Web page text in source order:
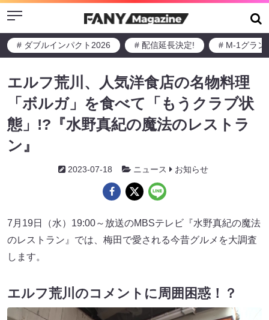
Menu
# ダブルインパクト2026 # 配信延長決定! # M-1グラン
エルフ荒川、人気洋食店の名物料理
「ボルガ」を食べて「もうクラブ状
態」!?『水野真紀の魔法のレストラ
ン』
2023-07-18 ニュース お知らせ
7月19日（水）19:00～放送のMBSテレビ『水野真紀の魔法
のレストラン』では、梅田で愛される今昔グルメを大調査
します。
エルフ荒川のコメントに周囲困惑！？